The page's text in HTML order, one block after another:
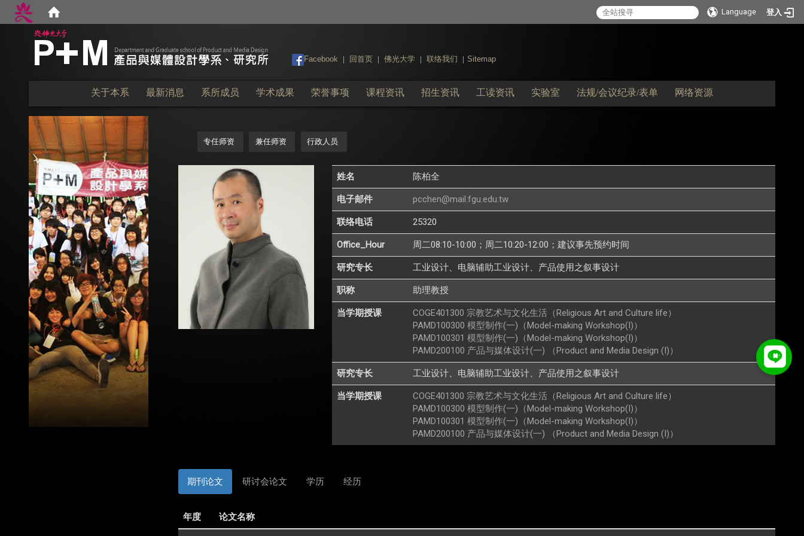
Language 登入
Facebook 回首页 佛光大学 联络我们 Sitemap
关于本系 最新消息 系所成员 学术成果 荣誉事项 课程资讯 招生资讯 工读资讯 实验室 法规/会议纪录/表单 网络资源
专任师资 兼任师资 行政人员
姓名 陈柏全
电子邮件 pcchen@mail.fgu.edu.tw
联络电话 25320
Office_Hour 周二08:10-10:00；周二10:20-12:00；建议事先预约时间
研究专长 工业设计、电脑辅助工业设计、产品使用之叙事设计
职称 助理教授
当学期授课
COGE401300 宗教艺术与文化生活（Religious Art and Culture life）
PAMD100300 模型制作(一)（Model-making Workshop(I)）
PAMD100301 模型制作(一)（Model-making Workshop(I)）
PAMD200100 产品与媒体设计(一) （Product and Media Design (I)）
研究专长 工业设计、电脑辅助工业设计、产品使用之叙事设计
当学期授课
COGE401300 宗教艺术与文化生活（Religious Art and Culture life）
PAMD100300 模型制作(一)（Model-making Workshop(I)）
PAMD100301 模型制作(一)（Model-making Workshop(I)）
PAMD200100 产品与媒体设计(一) （Product and Media Design (I)）
期刊论文 研讨会论文 学历 经历
年度 论文名称